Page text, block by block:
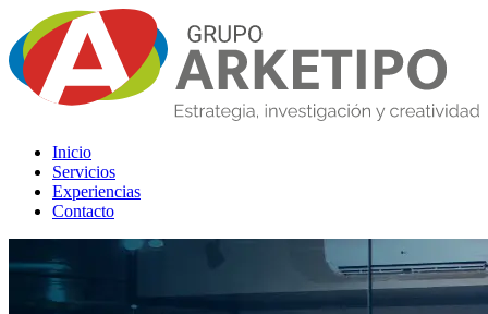
Inicio
Servicios
Experiencias
Contacto